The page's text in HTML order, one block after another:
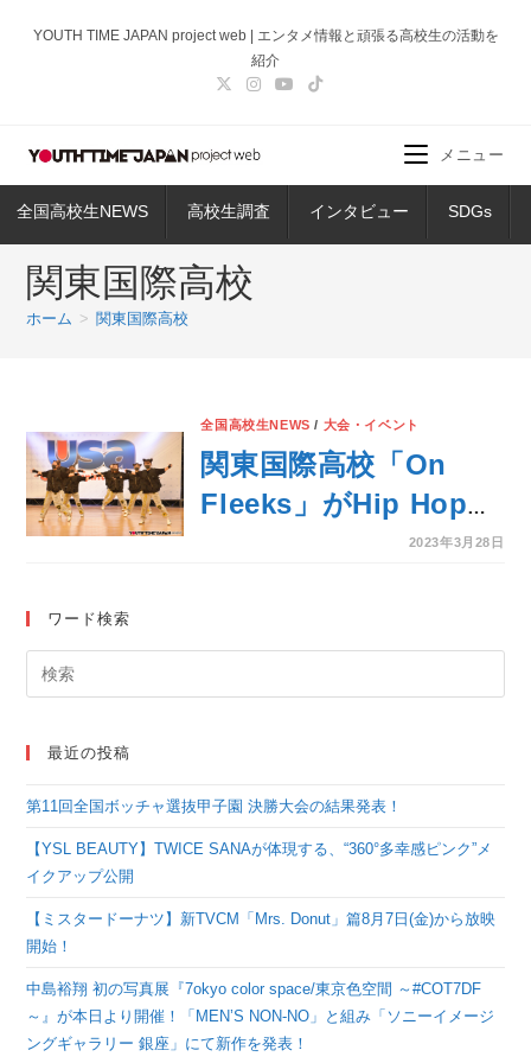
ス
ッ
YOUTH TIME JAPAN project web | エンタメ情報と頑張る高校生の活動を
紹介
全国高校生NEWS 高校生調査 インタビュー SDGs
メニュー
関東国際高校
ホーム > 関東国際高校
全国高校生NEWS / 大会・イベント
関東国際高校「On
Fleeks」がHip Hop部
門でパフォーマンスを
Nationals 2023-全国
選手権大会-＞
2023年3月28日
ワード検索
最近の投稿
第11回全国ボッチャ選抜甲子園 決勝大会の結果発表！
【YSL BEAUTY】TWICE SANAが体現する、“360°多幸感ピンク”メ
イクアップ公開
【ミスタードーナツ】新TVCM「Mrs. Donut」篇8月7日(金)から放映
開始！
中島裕翔 初の写真展『7okyo color space/東京色空間 ～#COT7DF
～』が本日より開催！「MEN’S NON-NO」と組み「ソニーイメージ
ングギャラリー 銀座」にて新作を発表！